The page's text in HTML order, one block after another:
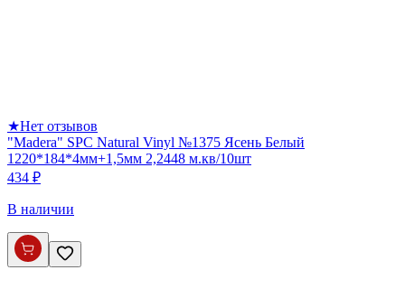
★Нет отзывов
"Madera" SPC Natural Vinyl №1375 Ясень Белый
1220*184*4мм+1,5мм 2,2448 м.кв/10шт
434 ₽
В наличии